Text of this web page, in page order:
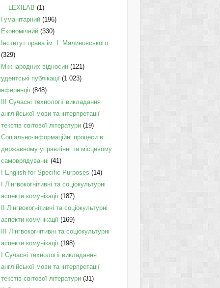
LEXILAB (1)
Гуманітарний(196)
Економічний(330)
Інститут права ім. І. Малиновського
(329)
Міжнародних відносин(121)
публікації(1 023)
(848)
III Сучасні технології викладання
англійської мови та інтерпретації
текстів світової літератури(19)
Соціально-інформаційні процеси в
державному управлінні та місцевому
самоврядуванні (41)
І English for Specific Purposes (14)
I Лінгвокогнітивні та соціокультурні
аспекти комунікації(187)
IІ Лінгвокогнітивні та соціокультурні
аспекти комунікації(169)
IІI Лінгвокогнітивні та соціокультурні
аспекти комунікації(198)
I Cучасні технології викладання
англійської мови та інтерпретації
текстів світової літератури(31)